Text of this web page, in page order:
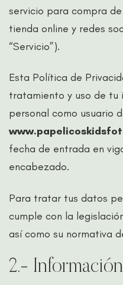
servicio para compra
tienda online y redes
“Servicio”).
Esta Política de
tratamiento y uso de tu
personal como usuario
fecha de entrada en
encabezado.
Para tratar tus datos
cumple con la
así como su normativa
2.-